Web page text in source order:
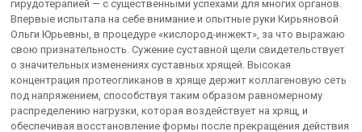
гирудотерапией — с существенными успехами для многих органов.
Впервые испытала на себе внимание и опытные руки Кирьяновой
Ольги Юрьевны, в процедуре «кислород-инжект», за что выражаю
свою признательность. Сужение суставной щели свидетельствует
о значительных изменениях суставных хрящей. Высокая
концентрация протеогликанов в хряще держит коллагеновую сеть
под напряжением, способствуя таким образом равномерному
распределению нагрузки, которая воздействует на хрящ, и
обеспечивая восстановление формы после прекращения действия